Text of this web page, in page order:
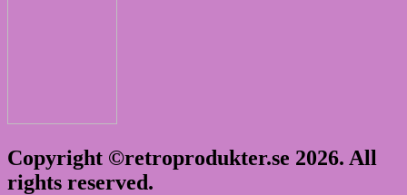
Copyright ©retroprodukter.se 2026. All
rights reserved.